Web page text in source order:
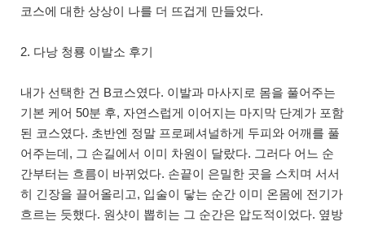
코스에 대한 상상이 나를 더 뜨겁게 만들었다.
2. 다낭 청룡 이발소 후기
내가 선택한 건 B코스였다. 이발과 마사지로 몸을 풀어주는
기본 케어 50분 후, 자연스럽게 이어지는 마지막 단계가 포함
된 코스였다. 초반엔 정말 프로페셔널하게 두피와 어깨를 풀
어주는데, 그 손길에서 이미 차원이 달랐다. 그러다 어느 순
간부터는 흐름이 바뀌었다. 손끝이 은밀한 곳을 스치며 서서
히 긴장을 끌어올리고, 입술이 닿는 순간 이미 온몸에 전기가
흐르는 듯했다. 원샷이 뽑히는 그 순간은 압도적이었다. 옆방